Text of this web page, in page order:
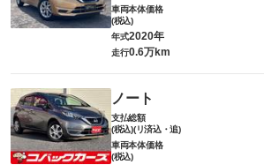
車両本体価格
(税込)
年式2020年
走行0.6万km
ノート
支払総額
(税込)(リ済込・追)
車両本体価格
(税込)